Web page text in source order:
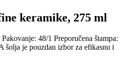
keramike, 275 ml
48/1 Preporučena štampa:
šolja je pouzdan izbor za efikasnu i